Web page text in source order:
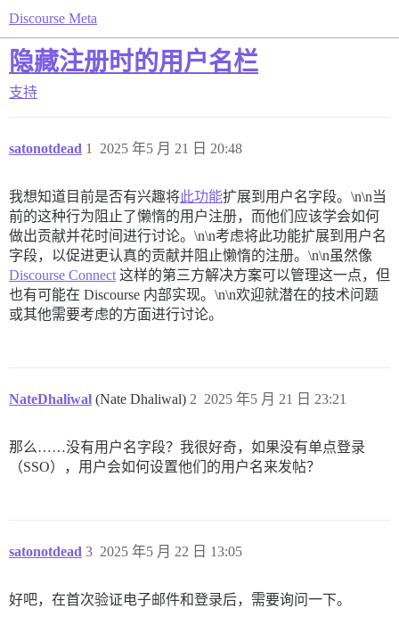
Discourse Meta
隐藏注册时的用户名栏
支持
satonotdead 2025 年5 月 21 日 20:48
1
我想知道目前是否有兴趣将此功能扩展到用户名字段。\n\n当
前的这种行为阻止了懒惰的用户注册，而他们应该学会如何
做出贡献并花时间进行讨论。\n\n考虑将此功能扩展到用户名
字段，以促进更认真的贡献并阻止懒惰的注册。\n\n虽然像
Discourse Connect 这样的第三方解决方案可以管理这一点，但
也有可能在 Discourse 内部实现。\n\n欢迎就潜在的技术问题
或其他需要考虑的方面进行讨论。
NateDhaliwal (Nate Dhaliwal) 2025 年5 月 21 日 23:21
2
那么……没有用户名字段？我很好奇，如果没有单点登录
（SSO），用户会如何设置他们的用户名来发帖？
satonotdead 2025 年5 月 22 日 13:05
3
好吧，在首次验证电子邮件和登录后，需要询问一下。